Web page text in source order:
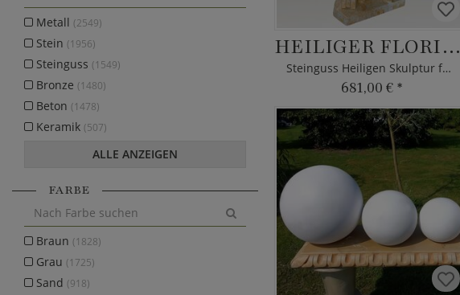
HEILIGER FLORIAN
Steinguss Heiligen Skulptur für den Garten
681,00 € *
Metall (2549)
Stein (1956)
Steinguss (1549)
Bronze (1480)
Beton (1478)
Keramik (507)
ALLE ANZEIGEN
FARBE
Braun (1828)
Grau (1725)
Sand (918)